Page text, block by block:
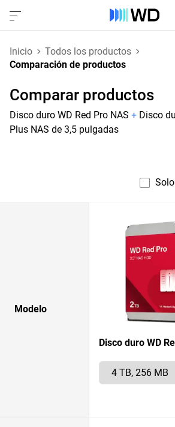
Inicio
Todos los productos
Comparación de productos
Comparar productos
Disco duro WD Red Pro NAS + Disco
Plus NAS de 3,5 pulgadas
Modelo
Disco duro WD